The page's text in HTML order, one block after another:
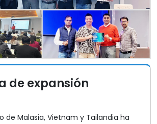
de expansión
de Malasia, Vietnam y Tailandia ha